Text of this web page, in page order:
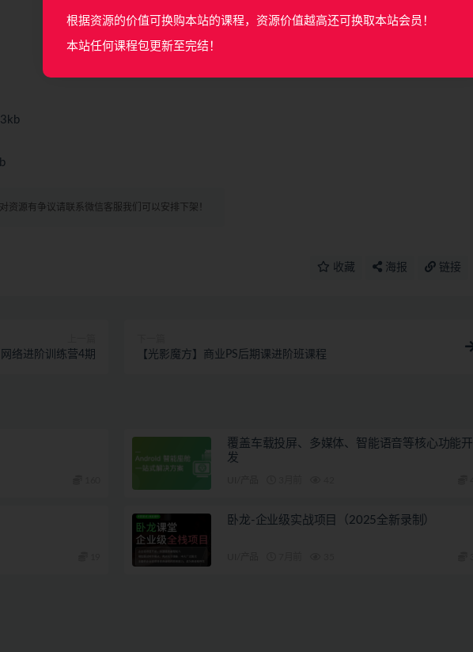
资源有争议请联系微信客服我们可以安排下架！
收藏 海报 链接
络进阶训练营4期 【光影魔方】商业PS后期课进阶班课程
覆盖车载投屏、多媒体、智能语音等核心功能开
发
卧龙-企业级实战项目（2025全新录制）
根据资源的价值可换购本站的课程，资源价值越高还可换取本站会员！
本站任何课程包更新至完结！